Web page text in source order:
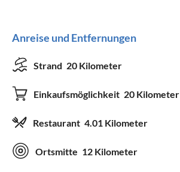
Anreise und Entfernungen
Strand 20 Kilometer
Einkaufsmöglichkeit 20 Kilometer
Restaurant 4.01 Kilometer
Ortsmitte 12 Kilometer